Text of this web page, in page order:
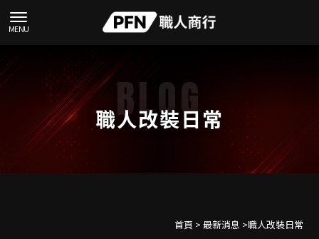
職人改裝日常
首頁 > 最新消息 >職人改裝日常